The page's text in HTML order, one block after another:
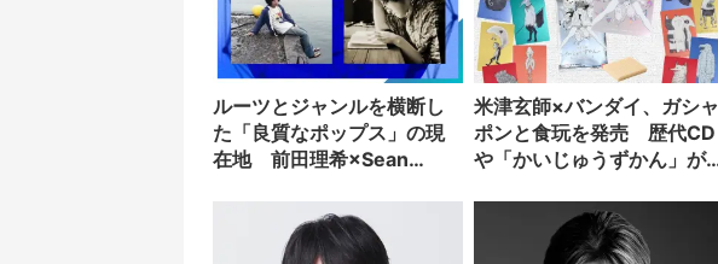
ルーツとジャンルを横断し
た「良質なポップス」の現
在地 前田理希×Sean
米津玄師×バンダイ、ガシャ
ポンと食玩を発売 歴代CD
や「かいじゅうずかん」が